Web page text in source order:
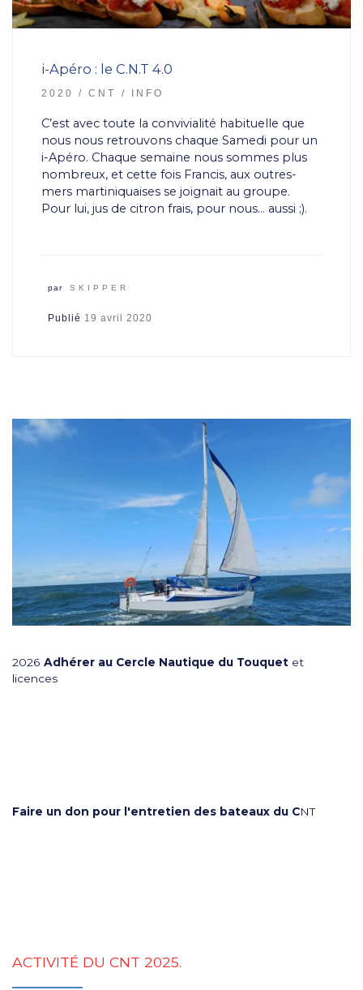
i-Apéro : le C.N.T 4.0
2020 CNT INFO
C’est avec toute la convivialité habituelle que
nous nous retrouvons chaque Samedi pour un
i-Apéro. Chaque semaine nous sommes plus
nombreux, et cette fois Francis, aux outres-
mers martiniquaises se joignait au groupe.
Pour lui, jus de citron frais, pour nous… aussi ;).
par SKIPPER
Publié 19 avril 2020
2026 Adhérer au Cercle Nautique du Touquet et
licences
Faire un don pour l'entretien des bateaux du CNT
ACTIVITÉ DU CNT 2025.